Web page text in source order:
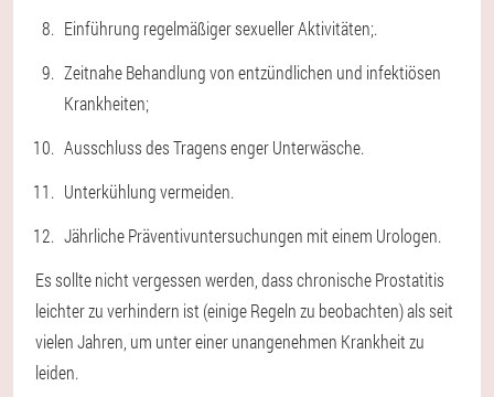
Einführung regelmäßiger sexueller Aktivitäten;.
Zeitnahe Behandlung von entzündlichen und infektiösen
Krankheiten;
Ausschluss des Tragens enger Unterwäsche.
Unterkühlung vermeiden.
Jährliche Präventivuntersuchungen mit einem Urologen.
Es sollte nicht vergessen werden, dass chronische Prostatitis
leichter zu verhindern ist (einige Regeln zu beobachten) als seit
vielen Jahren, um unter einer unangenehmen Krankheit zu
leiden.